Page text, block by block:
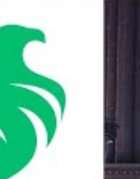
vs Vitality Begitu
IEM Cologne Major 2026
favorit juara, tapi Falcons
jadi "katedral" Counter-
paling menggoda di seluruh
Rekan Setim Jadi
ini begitu besar, kita harus
. Keputusan itu bukan pilihan